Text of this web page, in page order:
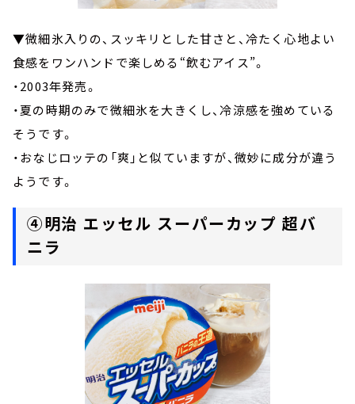
▼微細氷入りの、スッキリとした甘さと、冷たく心地よい
食感をワンハンドで楽しめる“飲むアイス”。
・2003年発売。
・夏の時期のみで微細氷を大きくし、冷涼感を強めている
そうです。
・おなじロッテの「爽」と似ていますが、微妙に成分が違う
ようです。
④明治 エッセル スーパーカップ 超バ
ニラ